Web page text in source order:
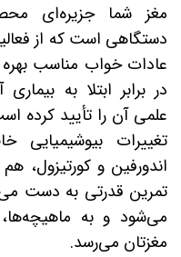
مغز شما جزیره‌ای
دستگاهی است که از
عادات خواب مناسب
در برابر ابتلا به
علمی آن را تأیید کرده
تغییرات بیوشیمیایی
اندورفین و کورتیزول،
تمرین قدرتی به دست
می‌شود و به
مغزتان می‌رسد.